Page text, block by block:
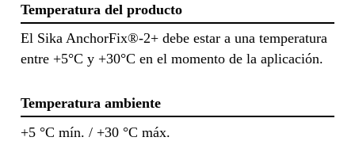
Temperatura del producto
El Sika AnchorFix®-2+ debe estar a una temperatura
entre +5°C y +30°C en el momento de la aplicación.
Temperatura ambiente
+5 °C mín. / +30 °C máx.